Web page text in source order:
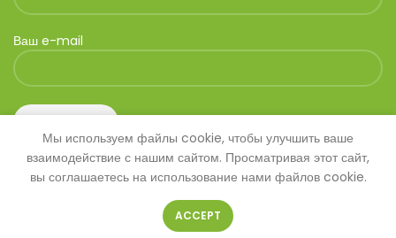
Ваш e-mail
SAVANNA. Все права защищены
Мы используем файлы cookie, чтобы улучшить ваше
взаимодействие с нашим сайтом. Просматривая этот сайт,
вы соглашаетесь на использование нами файлов cookie.
ACCEPT